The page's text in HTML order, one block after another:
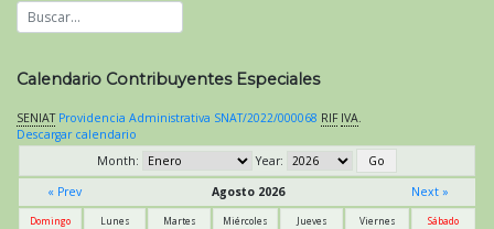
Calendario Contribuyentes Especiales
SENIAT Providencia Administrativa SNAT/2022/000068 RIF IVA.
Descargar calendario
Month:
Year:
« Prev
Agosto 2026 Next »
Domingo Lunes Martes Miércoles Jueves Viernes Sábado